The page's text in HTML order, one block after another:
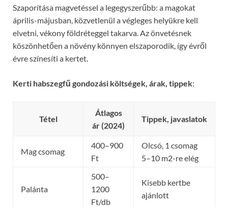
Szaporítása magvetéssel a legegyszerűbb: a magokat
április-májusban, közvetlenül a végleges helyükre kell
elvetni, vékony földréteggel takarva. Az önvetésnek
köszönhetően a növény könnyen elszaporodik, így évről
évre színesíti a kertet.
Kerti habszegfű gondozási költségek, árak, tippek:
Tétel
Átlagos
ár (2024)
Tippek, javaslatok
Mag csomag
400–900
Ft
Olcsó, 1 csomag
5–10 m2-re elég
Palánta
500–
1200
Ft/db
Kisebb kertbe
ajánlott